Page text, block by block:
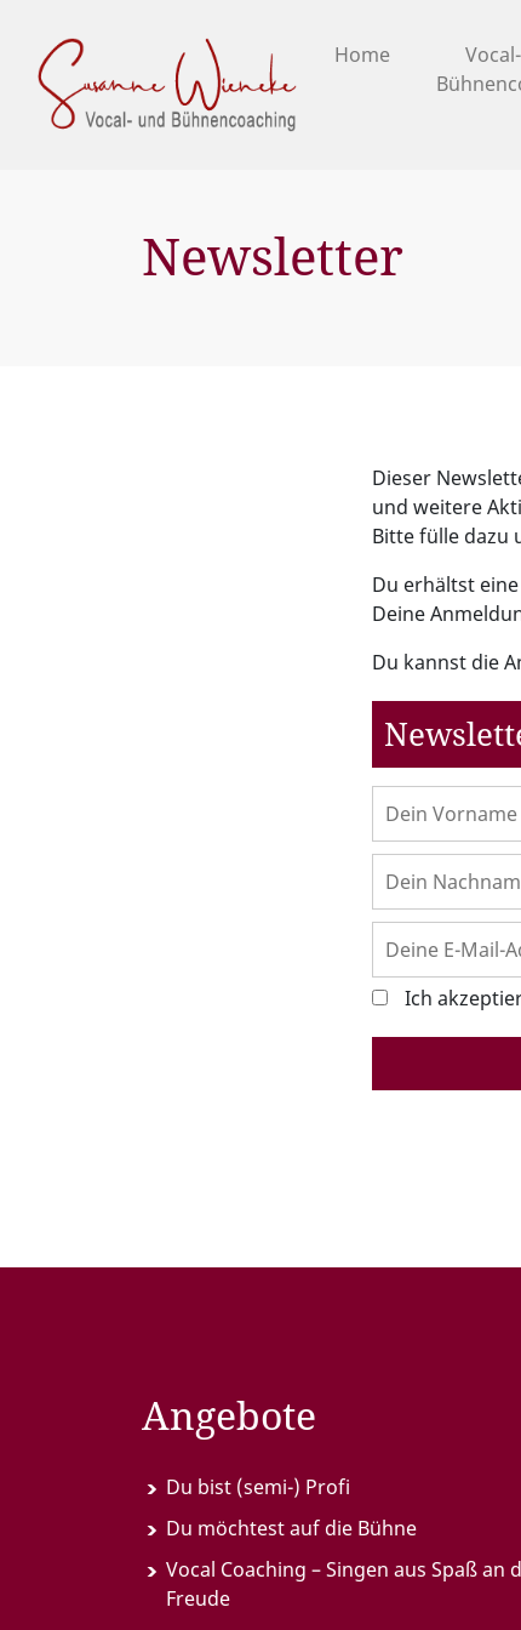
Home
Newsletter
Dieser
und weitere
Bitte fülle dazu
Du erhältst
Deine
Du kannst die
Ich
Angebote
Du bist (semi-) Profi
Du möchtest auf die Bühne
Vocal Coaching – Singen aus Spaß an
Freude